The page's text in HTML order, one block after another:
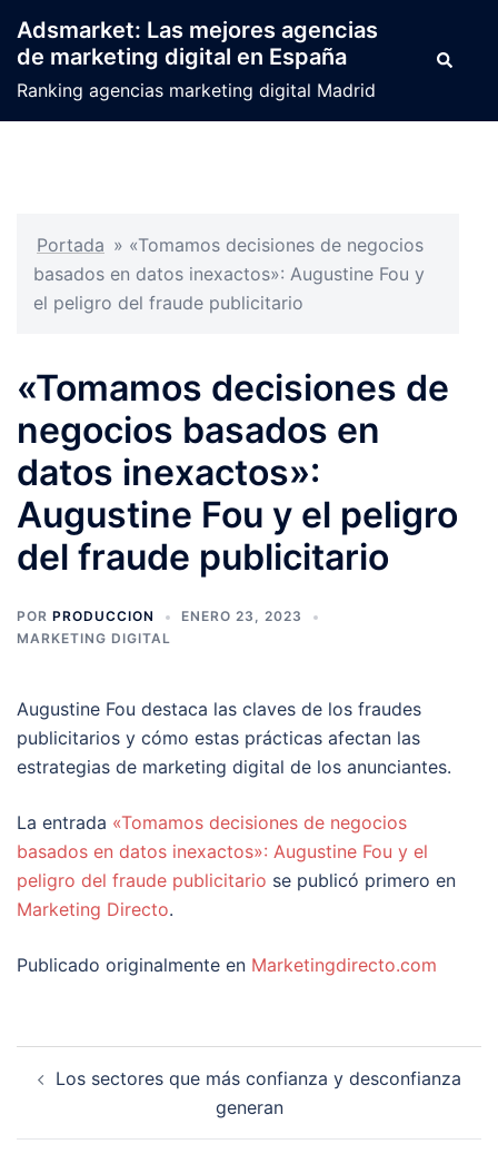
contenido
Adsmarket: Las mejores agencias
de marketing digital en España
Ranking agencias marketing digital Madrid
Buscar
Portada » «Tomamos decisiones de negocios
basados en datos inexactos»: Augustine Fou y
el peligro del fraude publicitario
«Tomamos decisiones de
negocios basados en
datos inexactos»:
Augustine Fou y el peligro
del fraude publicitario
POR PRODUCCION
ENERO 23, 2023
MARKETING DIGITAL
Augustine Fou destaca las claves de los fraudes
publicitarios y cómo estas prácticas afectan las
estrategias de marketing digital de los anunciantes.
La entrada «Tomamos decisiones de negocios
basados en datos inexactos»: Augustine Fou y el
peligro del fraude publicitario se publicó primero en
Marketing Directo.
Publicado originalmente en Marketingdirecto.com
de Los sectores que más confianza y desconfianza
generan